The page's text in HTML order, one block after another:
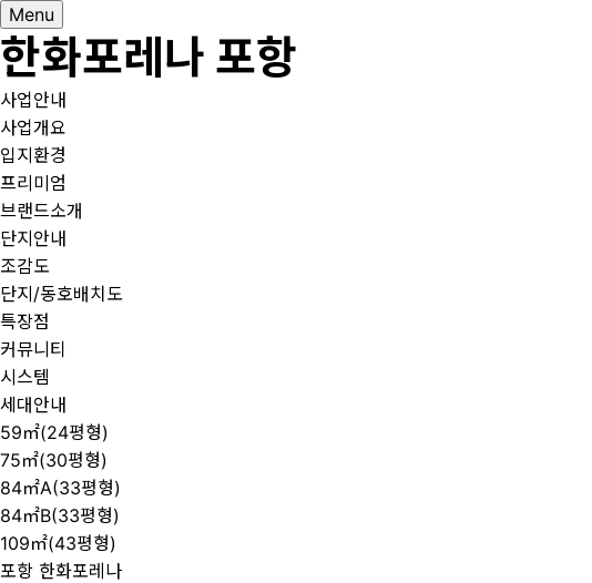
Menu
한화포레나 포항
사업안내
사업개요
입지환경
프리미엄
브랜드소개
단지안내
조감도
단지/동호배치도
특장점
커뮤니티
시스템
세대안내
59㎡(24평형)
75㎡(30평형)
84㎡A(33평형)
84㎡B(33평형)
109㎡(43평형)
포항 한화포레나